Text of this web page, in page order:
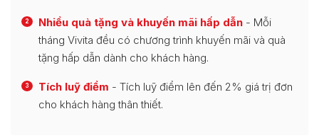
2 Nhiều quà tặng và khuyến mãi hấp dẫn - Mỗi
tháng Vivita đều có chương trình khuyến mãi và quà
tặng hấp dẫn dành cho khách hàng.
3 Tích luỹ điểm - Tích luỹ điểm lên đến 2% giá trị đơn
cho khách hàng thân thiết.